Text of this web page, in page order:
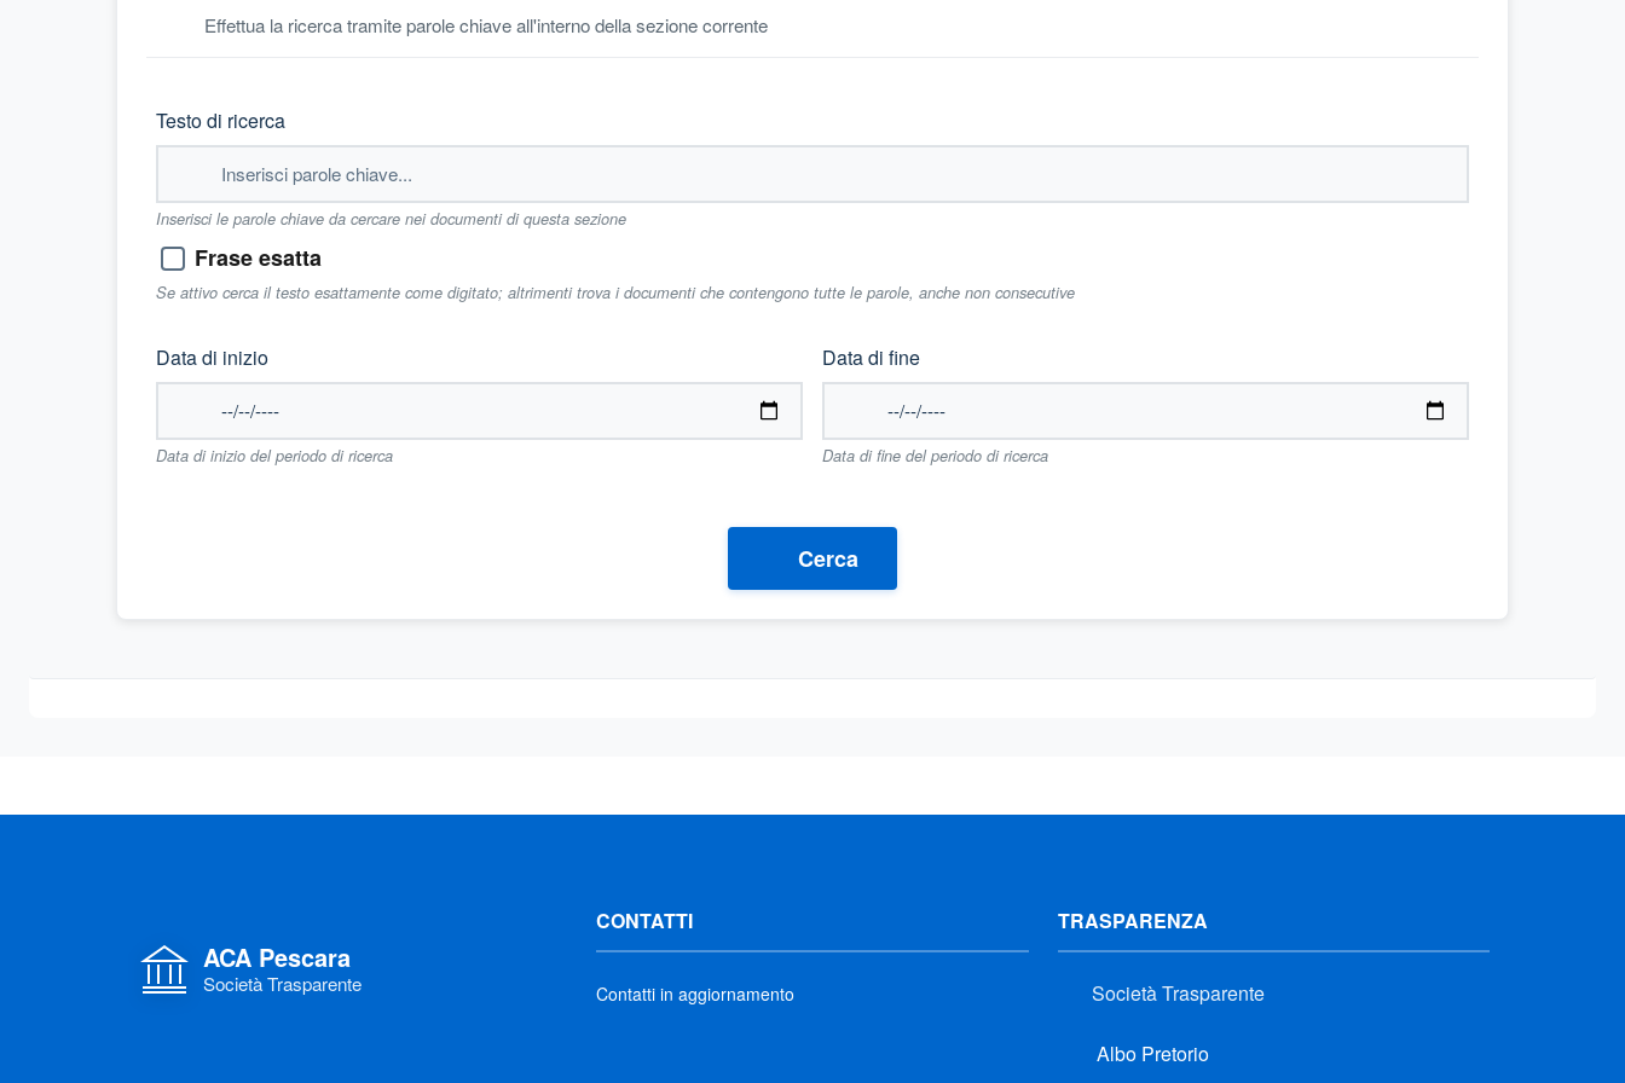
Effettua la ricerca tramite parole chiave all'interno della sezione corrente
Testo di ricerca
Inserisci le parole chiave da cercare nei documenti di questa sezione
Frase esatta
Se attivo cerca il testo esattamente come digitato; altrimenti trova i documenti che contengono tutte le parole, anche non consecutive
Data di inizio
Data di inizio del periodo di ricerca
Data di fine
Data di fine del periodo di ricerca
Cerca
ACA Pescara
Società Trasparente
CONTATTI
Contatti in aggiornamento
TRASPARENZA
Società Trasparente
Albo Pretorio